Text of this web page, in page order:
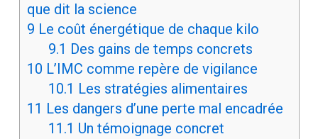
que dit la science
9 Le coût énergétique de chaque kilo
9.1 Des gains de temps concrets
10 L’IMC comme repère de vigilance
10.1 Les stratégies alimentaires
11 Les dangers d’une perte mal encadrée
11.1 Un témoignage concret